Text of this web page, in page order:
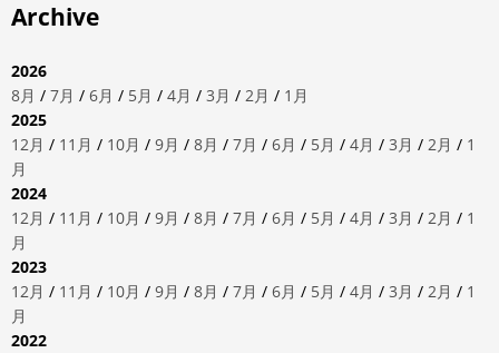
Archive
2026
8月 / 7月 / 6月 / 5月 / 4月 / 3月 / 2月 / 1月
2025
12月 / 11月 / 10月 / 9月 / 8月 / 7月 / 6月 / 5月 / 4月 / 3月 / 2月 / 1
月
2024
12月 / 11月 / 10月 / 9月 / 8月 / 7月 / 6月 / 5月 / 4月 / 3月 / 2月 / 1
月
2023
12月 / 11月 / 10月 / 9月 / 8月 / 7月 / 6月 / 5月 / 4月 / 3月 / 2月 / 1
月
2022